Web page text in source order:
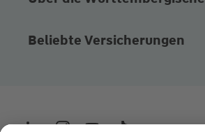
Beliebte Versicherungen